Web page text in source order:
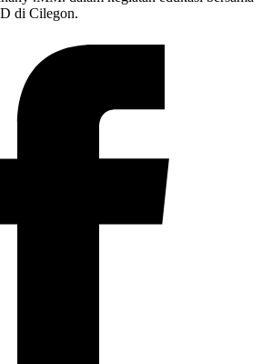
di Cilegon.